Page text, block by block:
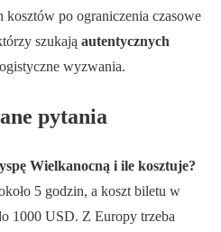
po ograniczenia czasowe
szukają autentycznych
wyzwania.
pytania
Wielkanocną i ile kosztuje?
5 godzin, a koszt biletu w
1000 USD. Z Europy trzeba